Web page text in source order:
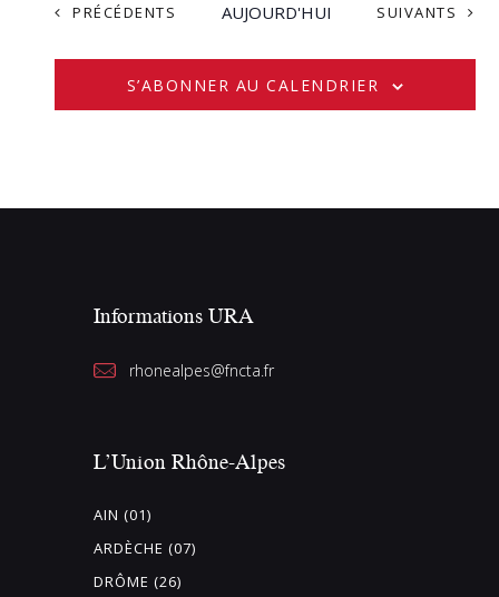
ÉVÈNEMENTS
PRÉCÉDENTS AUJOURD'HUI ÉVÈNEMENTS
SUIVANTS
S’ABONNER AU CALENDRIER
Informations URA
rhonealpes@fncta.fr
L’Union Rhône-Alpes
AIN (01)
ARDÈCHE (07)
DRÔME (26)